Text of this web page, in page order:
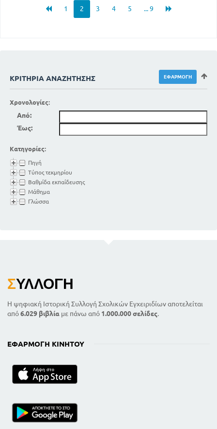
1 2 3 4 5 ... 9
ΚΡΙΤΉΡΙΑ ΑΝΑΖΉΤΗΣΗΣ
Χρονολογίες:
Από:
Έως:
Κατηγορίες:
Πηγή
Τύπος τεκμηρίου
Βαθμίδα εκπαίδευσης
Μάθημα
Γλώσσα
ΣΥΛΛΟΓΉ
Η ψηφιακή Ιστορική Συλλογή Σχολικών Εγχειριδίων αποτελείται
από6.029 βιβλία με πάνω από 1.000.000 σελίδες.
ΕΦΑΡΜΟΓΉ ΚΙΝΗΤΟΎ